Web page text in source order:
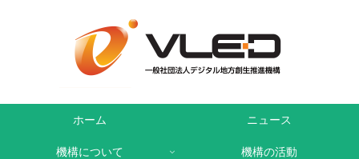
ホーム ニュース
機構について 機構の活動